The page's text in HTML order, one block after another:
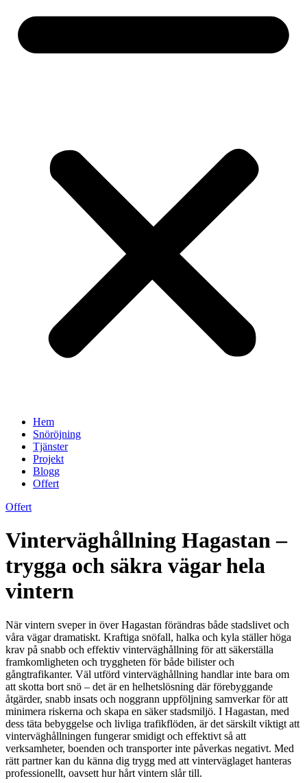
Hem
Snöröjning
Tjänster
Projekt
Blogg
Offert
Offert
Vinterväghållning Hagastan –
trygga och säkra vägar hela
vintern
När vintern sveper in över Hagastan förändras både stadslivet och
våra vägar dramatiskt. Kraftiga snöfall, halka och kyla ställer höga
krav på snabb och effektiv vinterväghållning för att säkerställa
framkomligheten och tryggheten för både bilister och
gångtrafikanter. Väl utförd vinterväghållning handlar inte bara om
att skotta bort snö – det är en helhetslösning där förebyggande
åtgärder, snabb insats och noggrann uppföljning samverkar för att
minimera riskerna och skapa en säker stadsmiljö. I Hagastan, med
dess täta bebyggelse och livliga trafikflöden, är det särskilt viktigt att
vinterväghållningen fungerar smidigt och effektivt så att
verksamheter, boenden och transporter inte påverkas negativt. Med
rätt partner kan du känna dig trygg med att vinterväglaget hanteras
professionellt, oavsett hur hårt vintern slår till.